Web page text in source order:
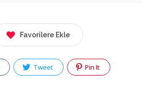
Favorilere Ekle
Tweet Pin It